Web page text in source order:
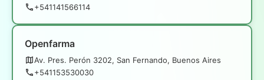
+541141566114
Openfarma
Av. Pres. Perón 3202, San Fernando, Buenos Aires
+541153530030